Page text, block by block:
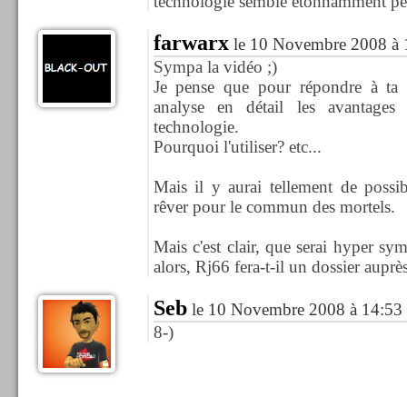
farwarxle 10 Novembre 2008 à
Sympa la vidéo ;)
Je pense que pour répondre à
analyse en détail les
technologie.
Pourquoi l'utiliser? etc...
Mais il y aurai tellement de
rêver pour le commun des mortels.
Mais c'est clair, que serai hyper
alors, Rj66 fera-t-il un dossier
Seble 10 Novembre 2008 à 14:53
8-)